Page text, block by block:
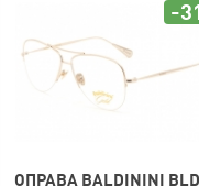
ОПРАВА BALDININI BLD
-